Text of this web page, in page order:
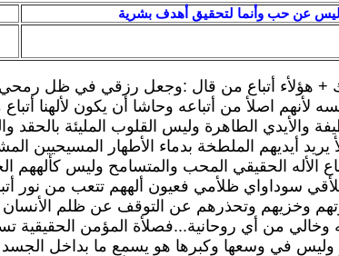
ليس عن حب وأنما لتحقيق أهدف بشرية
+ هؤلأء أتباع من قال :وجعل رزقي في ظل
لأنهم اصلأ من أتباعه وحاشا أن يكون لألهنا
والأيدي الطاهرة وليس القلوب المليئة
يريد أيديهم الملطخة بدماء الأطهار المسيحيين
الأله الحقيقي المحب والمتسامح وليس كألههم
سوداواي ظلأمي فعيون ألههم تتعب من نور
وخزيهم وتحذرهم عن التوقف عن ظلم الأنسان
وخالي من أي روحانية...فصلأة المؤمن الحقيقية
وليس في وسعها وكبرها هو يسمع ما بداخل